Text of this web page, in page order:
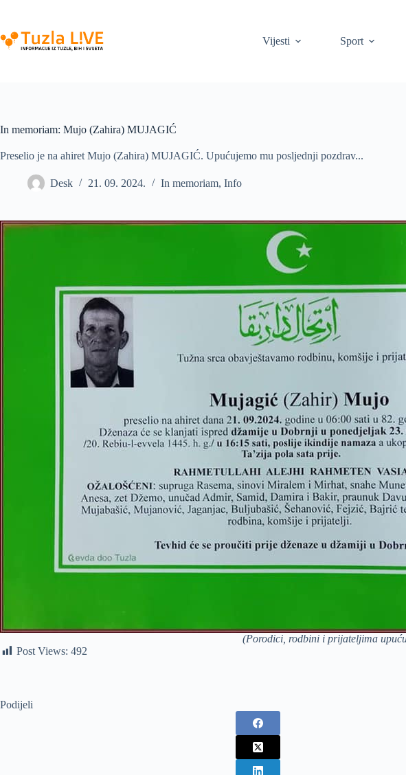
content
Vijesti
Sport
In memoriam: Mujo (Zahira) MUJAGIĆ
Preselio je na ahiret Mujo (Zahira) MUJAGIĆ. Upućujemo mu posljednji pozdrav...
Desk 21. 09. 2024. In memoriam, Info
(Porodici, rodbini i prijateljima
Post Views: 492
Podijeli